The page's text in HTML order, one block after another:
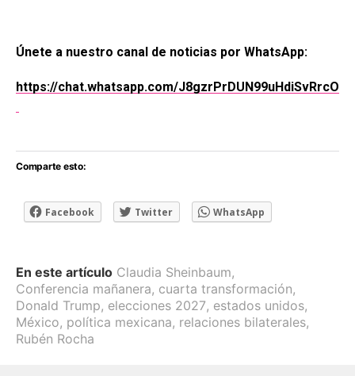
Únete a nuestro canal de noticias por WhatsApp:
https://chat.whatsapp.com/J8gzrPrDUN99uHdiSvRrcO
Comparte esto:
Facebook Twitter WhatsApp
En este artículo Claudia Sheinbaum,
Conferencia mañanera, cuarta transformación,
Donald Trump, elecciones 2027, estados unidos,
México, política mexicana, relaciones bilaterales,
Rubén Rocha